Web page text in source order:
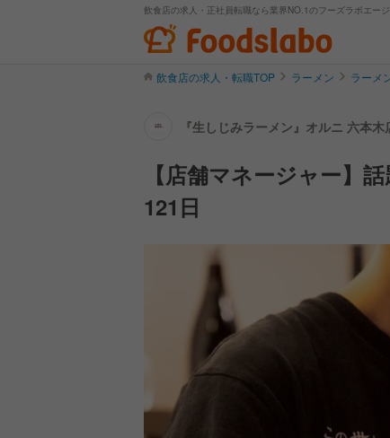
飲食店の求人・正社員転職なら業界NO.1のフーズラボエージ
飲食店の求人・転職TOP ラーメン ラーメ
『生しじみラーメン』オルニ 六本
【店舗マネージャー】
121日